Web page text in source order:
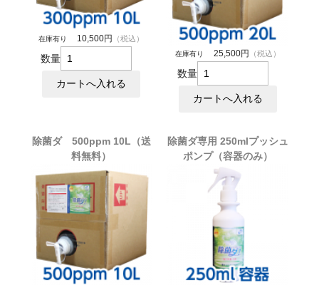
在庫有り 10,500円 （税込）
数量 在庫有り 25,500円 （税込）
数量
除菌ダ 500ppm 10L（送
料無料）
除菌ダ専用 250mlプッシュ
ポンプ（容器のみ）